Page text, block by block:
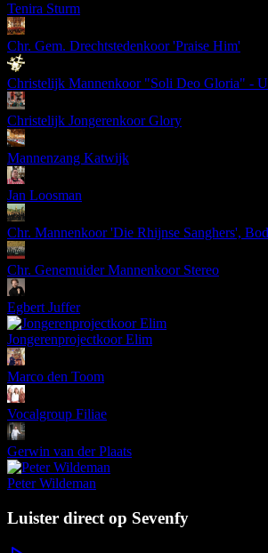
Tenira Sturm
Chr. Gem. Drechtstedenkoor 'Praise Him'
Christelijk Mannenkoor "Soli Deo Gloria" -
Christelijk Jongerenkoor Glory
Mannenzang Katwijk
Jan Loosman
Chr. Mannenkoor 'Die Rhijnse Sanghers',
Chr. Genemuider Mannenkoor Stereo
Egbert Juffer
Jongerenprojectkoor Elim
Marco den Toom
Vocalgroup Filiae
Gerwin van der Plaats
Peter Wildeman
Luister direct op Sevenfy